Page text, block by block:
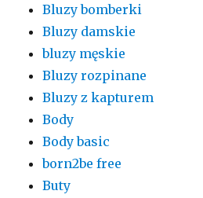
Bluzy bomberki
Bluzy damskie
bluzy męskie
Bluzy rozpinane
Bluzy z kapturem
Body
Body basic
born2be free
Buty